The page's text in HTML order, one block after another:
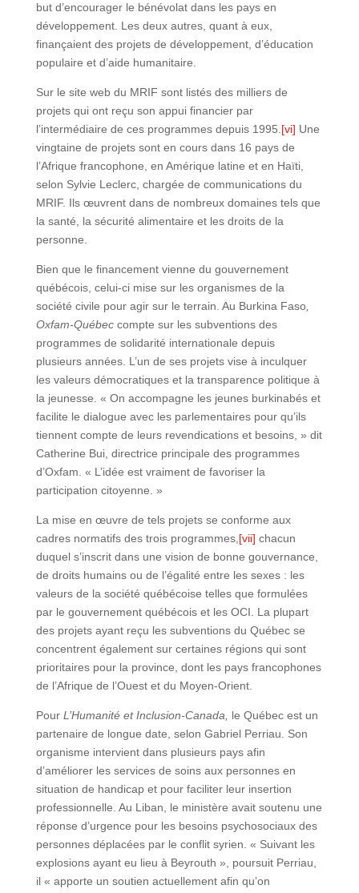
but d’encourager le bénévolat dans les pays en
développement. Les deux autres, quant à eux,
finançaient des projets de développement, d’éducation
populaire et d’aide humanitaire.
Sur le site web du MRIF sont listés des milliers de
projets qui ont reçu son appui financier par
l’intermédiaire de ces programmes depuis 1995. [vi] Une
vingtaine de projets sont en cours dans 16 pays de
l’Afrique francophone, en Amérique latine et en Haïti,
selon Sylvie Leclerc, chargée de communications du
MRIF. Ils œuvrent dans de nombreux domaines tels que
la santé, la sécurité alimentaire et les droits de la
personne.
Bien que le financement vienne du gouvernement
québécois, celui-ci mise sur les organismes de la
société civile pour agir sur le terrain. Au Burkina Faso,
Oxfam-Québeccompte sur les subventions des
programmes de solidarité internationale depuis
plusieurs années. L’un de ses projets vise à inculquer
les valeurs démocratiques et la transparence politique à
la jeunesse. « On accompagne les jeunes burkinabés et
facilite le dialogue avec les parlementaires pour qu’ils
tiennent compte de leurs revendications et besoins, » dit
Catherine Bui, directrice principale des programmes
d’Oxfam. « L’idée est vraiment de favoriser la
participation citoyenne. »
La mise en œuvre de tels projets se conforme aux
cadres normatifs des trois programmes, [vii] chacun
duquel s’inscrit dans une vision de bonne gouvernance,
de droits humains ou de l’égalité entre les sexes : les
valeurs de la société québécoise telles que formulées
par le gouvernement québécois et les OCI. La plupart
des projets ayant reçu les subventions du Québec se
concentrent également sur certaines régions qui sont
prioritaires pour la province, dont les pays francophones
de l’Afrique de l’Ouest et du Moyen-Orient.
Pour L’Humanité et Inclusion-Canada,
le Québec est un
partenaire de longue date, selon Gabriel Perriau. Son
organisme intervient dans plusieurs pays afin
d’améliorer les services de soins aux personnes en
situation de handicap et pour faciliter leur insertion
professionnelle. Au Liban, le ministère avait soutenu une
réponse d’urgence pour les besoins psychosociaux des
personnes déplacées par le conflit syrien. « Suivant les
explosions ayant eu lieu à Beyrouth », poursuit Perriau,
il « apporte un soutien actuellement afin qu’on